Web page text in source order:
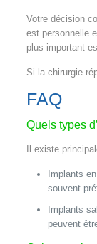
Votre décision
est personnelle
plus important
Si la chirurgie
FAQ
Quels types
Il existe
Implants
souvent
Implants
peuvent